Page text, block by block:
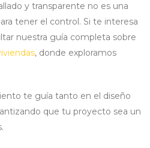
y transparente no es una
tener el control. Si te interesa
nuestra guía completa sobre
, donde exploramos
te guía tanto en el diseño
que tu proyecto sea un